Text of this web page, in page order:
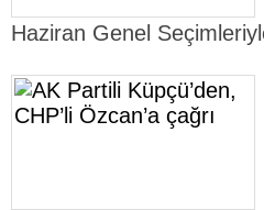
Haziran Genel